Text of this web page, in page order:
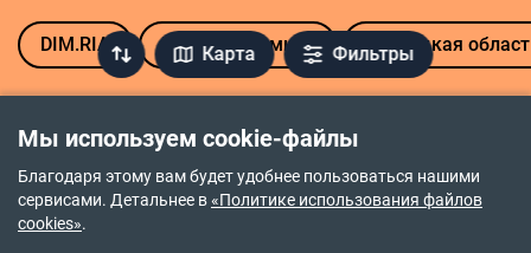
Мы используем cookie-файлы
Благодаря этому вам будет удобнее пользоваться нашими
сервисами. Детальнее в«Политике использования файлов
cookies».
Карта Фильтры
DIM.RIA Продажа комнат Винницкая
Ближнее замостье
Военный городок